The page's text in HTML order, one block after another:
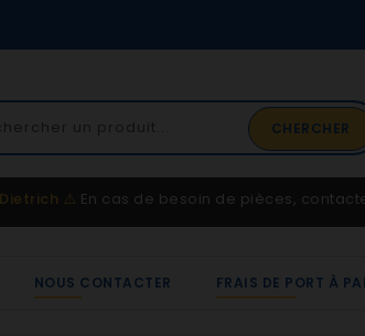
CHERCHER
02 41 65 37 52
Service client
⚠️ En cas de besoin de pièces,
NOUS CONTACTER FRAIS DE PORT À